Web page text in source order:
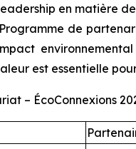
en matière
de
est essentielle
– ÉcoConnexions